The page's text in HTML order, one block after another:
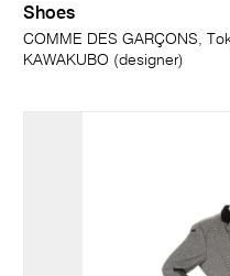
Shoes
COMME DES GARÇONS,
KAWAKUBO (designer)